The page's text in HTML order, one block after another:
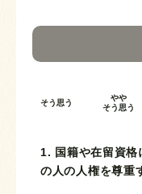
そう思う
やや
そう思う
1. 国籍や在留資格
の人の人権を尊重